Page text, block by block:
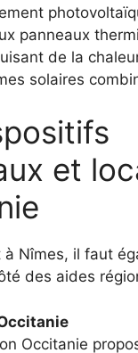
panneaux
de la
solaires
et
à Nîmes, il faut
des aides
Occitanie